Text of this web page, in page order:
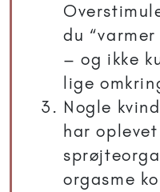
du
– og ikke
lige
Nogle
har
orgasme